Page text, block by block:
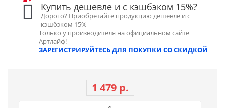
Купить дешевле и с кэшбэком 15%?
Дорого? Приобретайте продукцию дешевле и с
кэшбэком 15%
Только у производителя на официальном сайте
Артлайф!
ЗАРЕГИСТРИРУЙТЕСЬ ДЛЯ ПОКУПКИ СО СКИДКОЙ
1 479 р.